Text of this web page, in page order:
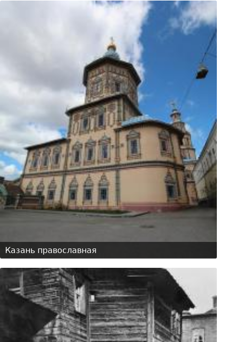
Казань православная